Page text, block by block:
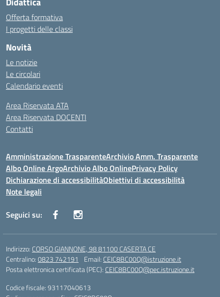
Offerta formativa
I progetti delle classi
Novità
Le notizie
Le circolari
Calendario eventi
Area Riservata ATA
Area Riservata DOCENTI
Contatti
Amministrazione TrasparenteArchivio Amm. Trasparente
Albo Online ArgoArchivio Albo OnlinePrivacy Policy
Dichiarazione di accessibilitàObiettivi di accessibilità
Note legali
Seguici su:
Indirizzo: CORSO GIANNONE, 98 81100 CASERTA CE
Centralino:0823 742191 Email: CEIC8BC00Q@istruzione.it
Posta elettronica certificata (PEC): CEIC8BC00Q@pec.istruzione.it
Codice fiscale: 93117040613